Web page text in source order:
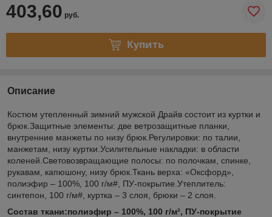
403,60 руб.
Купить
Описание
Костюм утепленный зимний мужской Драйв состоит из куртки и
брюк.Защитные элементы: две ветрозащитные планки,
внутренние манжеты по низу брюк.Регулировки: по талии,
манжетам, низу куртки.Усилительные накладки: в области
коленей.Световозвращающие полосы: по полочкам, спинке,
рукавам, капюшону, низу брюк.Ткань верха: «Оксфорд»,
полиэфир – 100%, 100 г/м#, ПУ-покрытие.Утеплитель:
синтепон, 100 г/м#, куртка – 3 слоя, брюки – 2 слоя.
Состав ткани:полиэфир – 100%, 100 г/м², ПУ-покрытие